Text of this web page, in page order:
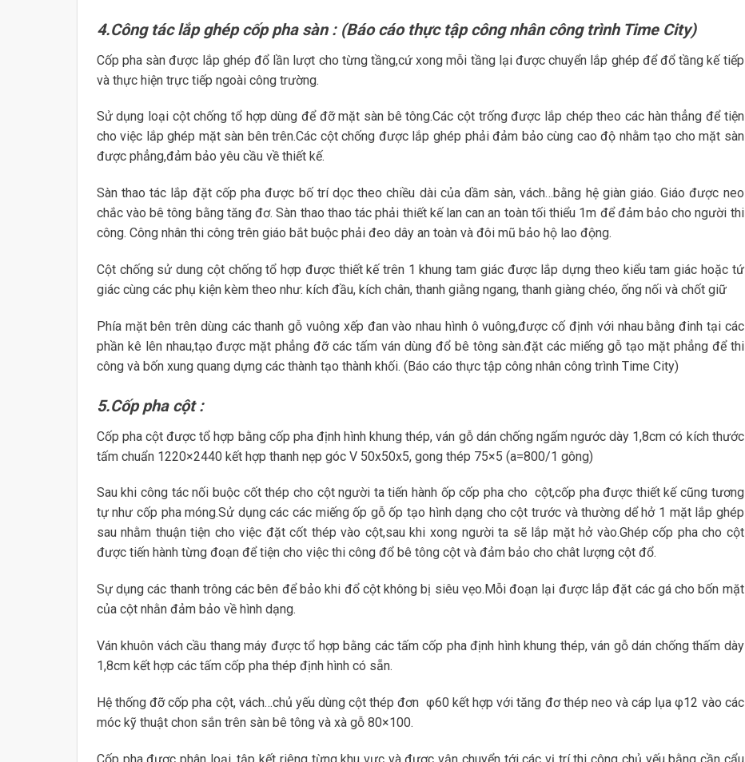
4.Công tác lắp ghép cốp pha sàn : (Báo cáo thực tập công nhân công trình Time City)
Cốp pha sàn được lắp ghép đổ lần lượt cho từng tầng,cứ xong mỗi tầng lại được chuyển lắp ghép để đổ tầng kế tiếp
và thực hiện trực tiếp ngoài công trường.
Sử dụng loại cột chống tổ hợp dùng để đỡ mặt sàn bê tông.Các cột trống được lắp chép theo các hàn thẳng để tiện
cho việc lắp ghép mặt sàn bên trên.Các cột chống được lắp ghép phải đảm bảo cùng cao độ nhằm tạo cho mặt sàn
được phẳng,đảm bảo yêu cầu về thiết kế.
Sàn thao tác lắp đặt cốp pha được bố trí dọc theo chiều dài của dầm sàn, vách…bằng hệ giàn giáo. Giáo được neo
chắc vào bê tông bằng tăng đơ. Sàn thao thao tác phải thiết kế lan can an toàn tối thiểu 1m để đảm bảo cho người thi
công. Công nhân thi công trên giáo bắt buộc phải đeo dây an toàn và đôi mũ bảo hộ lao động.
Cột chống sử dung cột chống tổ hợp được thiết kế trên 1 khung tam giác được lắp dựng theo kiểu tam giác hoặc tứ
giác cùng các phụ kiện kèm theo như: kích đầu, kích chân, thanh giằng ngang, thanh giàng chéo, ống nối và chốt giữ
Phía mặt bên trên dùng các thanh gỗ vuông xếp đan vào nhau hình ô vuông,được cố định với nhau bằng đinh tại các
phần kê lên nhau,tạo được mặt phẳng đỡ các tấm ván dùng đổ bê tông sàn.đặt các miếng gỗ tạo mặt phẳng để thi
công và bốn xung quang dựng các thành tạo thành khối. (Báo cáo thực tập công nhân công trình Time City)
5.Cốp pha cột :
Cốp pha cột được tổ hợp bằng cốp pha định hình khung thép, ván gỗ dán chống ngấm ngước dày 1,8cm có kích thước
tấm chuẩn 1220×2440 kết hợp thanh nẹp góc V 50x50x5, gong thép 75×5 (a=800/1 gông)
Sau khi công tác nối buộc cốt thép cho cột người ta tiến hành ốp cốp pha cho cột,cốp pha được thiết kế cũng tương
tự như cốp pha móng.Sử dụng các các miếng ốp gỗ ốp tạo hình dạng cho cột trước và thường dể hở 1 mặt lắp ghép
sau nhằm thuận tiện cho việc đặt cốt thép vào cột,sau khi xong người ta sẽ lắp mặt hở vào.Ghép cốp pha cho cột
được tiến hành từng đoạn để tiện cho việc thi công đổ bê tông cột và đảm bảo cho chât lượng cột đổ.
Sự dụng các thanh trông các bên để bảo khi đổ cột không bị siêu vẹo.Mỗi đoạn lại được lắp đặt các gá cho bốn mặt
của cột nhằn đảm bảo về hình dạng.
Ván khuôn vách cầu thang máy được tổ hợp bằng các tấm cốp pha định hình khung thép, ván gỗ dán chống thấm dày
1,8cm kết hợp các tấm cốp pha thép định hình có sẵn.
Hệ thống đỡ cốp pha cột, vách…chủ yếu dùng cột thép đơn φ60 kết hợp với tăng đơ thép neo và cáp lụa φ12 vào các
móc kỹ thuật chon sắn trên sàn bê tông và xà gỗ 80×100.
Cốp pha được phân loại, tập kết riêng từng khu vực và được vận chuyển tới các vị trí thi công chủ yếu bằng cần cẩu